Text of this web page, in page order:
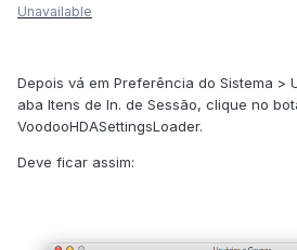
Unavailable
Depois vá em Preferência do Sistema >
aba Itens de In. de Sessão, clique no
VoodooHDASettingsLoader.
Deve ficar assim: